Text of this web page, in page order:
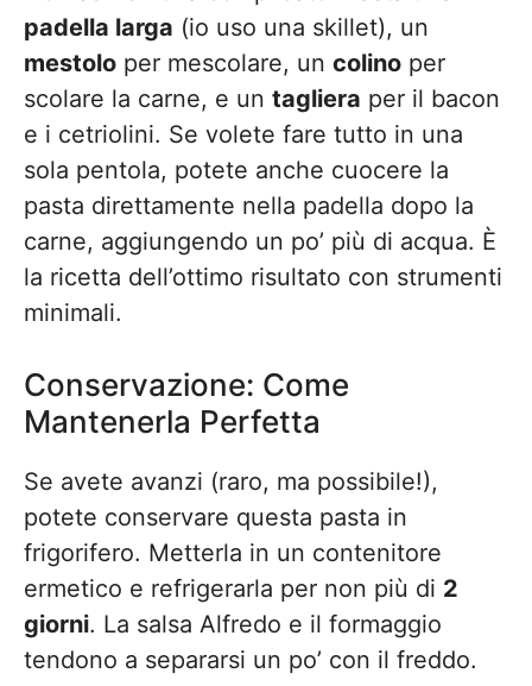
padella larga (io uso una skillet), un
mestolo per mescolare, un colino per
scolare la carne, e un tagliera per il bacon
e i cetriolini. Se volete fare tutto in una
sola pentola, potete anche cuocere la
pasta direttamente nella padella dopo la
carne, aggiungendo un po’ più di acqua. È
la ricetta dell’ottimo risultato con strumenti
minimali.
Conservazione: Come
Mantenerla Perfetta
Se avete avanzi (raro, ma possibile!),
potete conservare questa pasta in
frigorifero. Metterla in un contenitore
ermetico e refrigerarla per non più di 2
giorni. La salsa Alfredo e il formaggio
tendono a separarsi un po’ con il freddo.